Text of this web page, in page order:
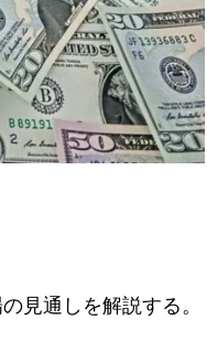
見通しを解説する。